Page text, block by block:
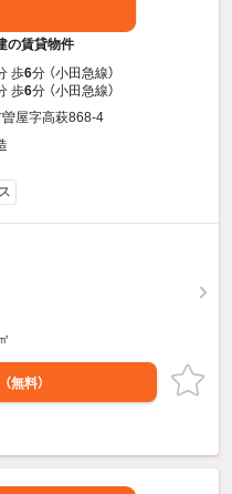
の賃貸物件
歩6分 （小田急線）
歩6分 （小田急線）
屋字高萩868-4
（無料）